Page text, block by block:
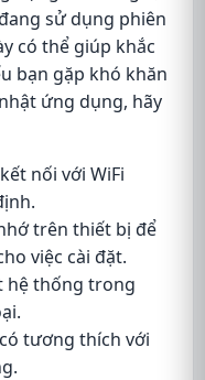
sử dụng phiên
có thể giúp khắc
bạn gặp khó khăn
ứng dụng, hãy
nối với WiFi
trên thiết bị để
việc cài đặt.
hệ thống trong
tương thích với